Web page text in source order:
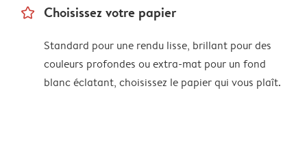
star_outline Choisissez votre papier
Standard pour une rendu lisse, brillant pour des
couleurs profondes ou extra-mat pour un fond
blanc éclatant, choisissez le papier qui vous plaît.